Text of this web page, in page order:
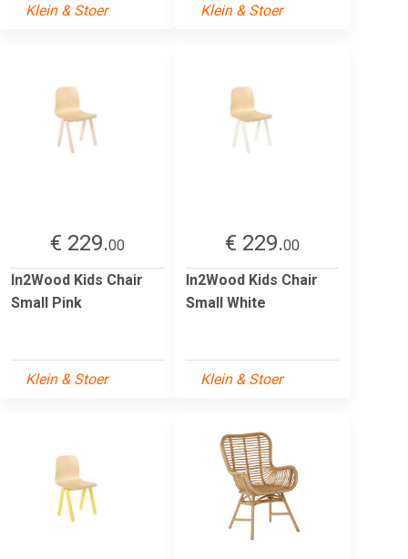
Klein & Stoer Klein & Stoer
€ 229.00
In2Wood Kids Chair
Small Pink
Klein & Stoer
€ 229.00
In2Wood Kids Chair
Small White
Klein & Stoer